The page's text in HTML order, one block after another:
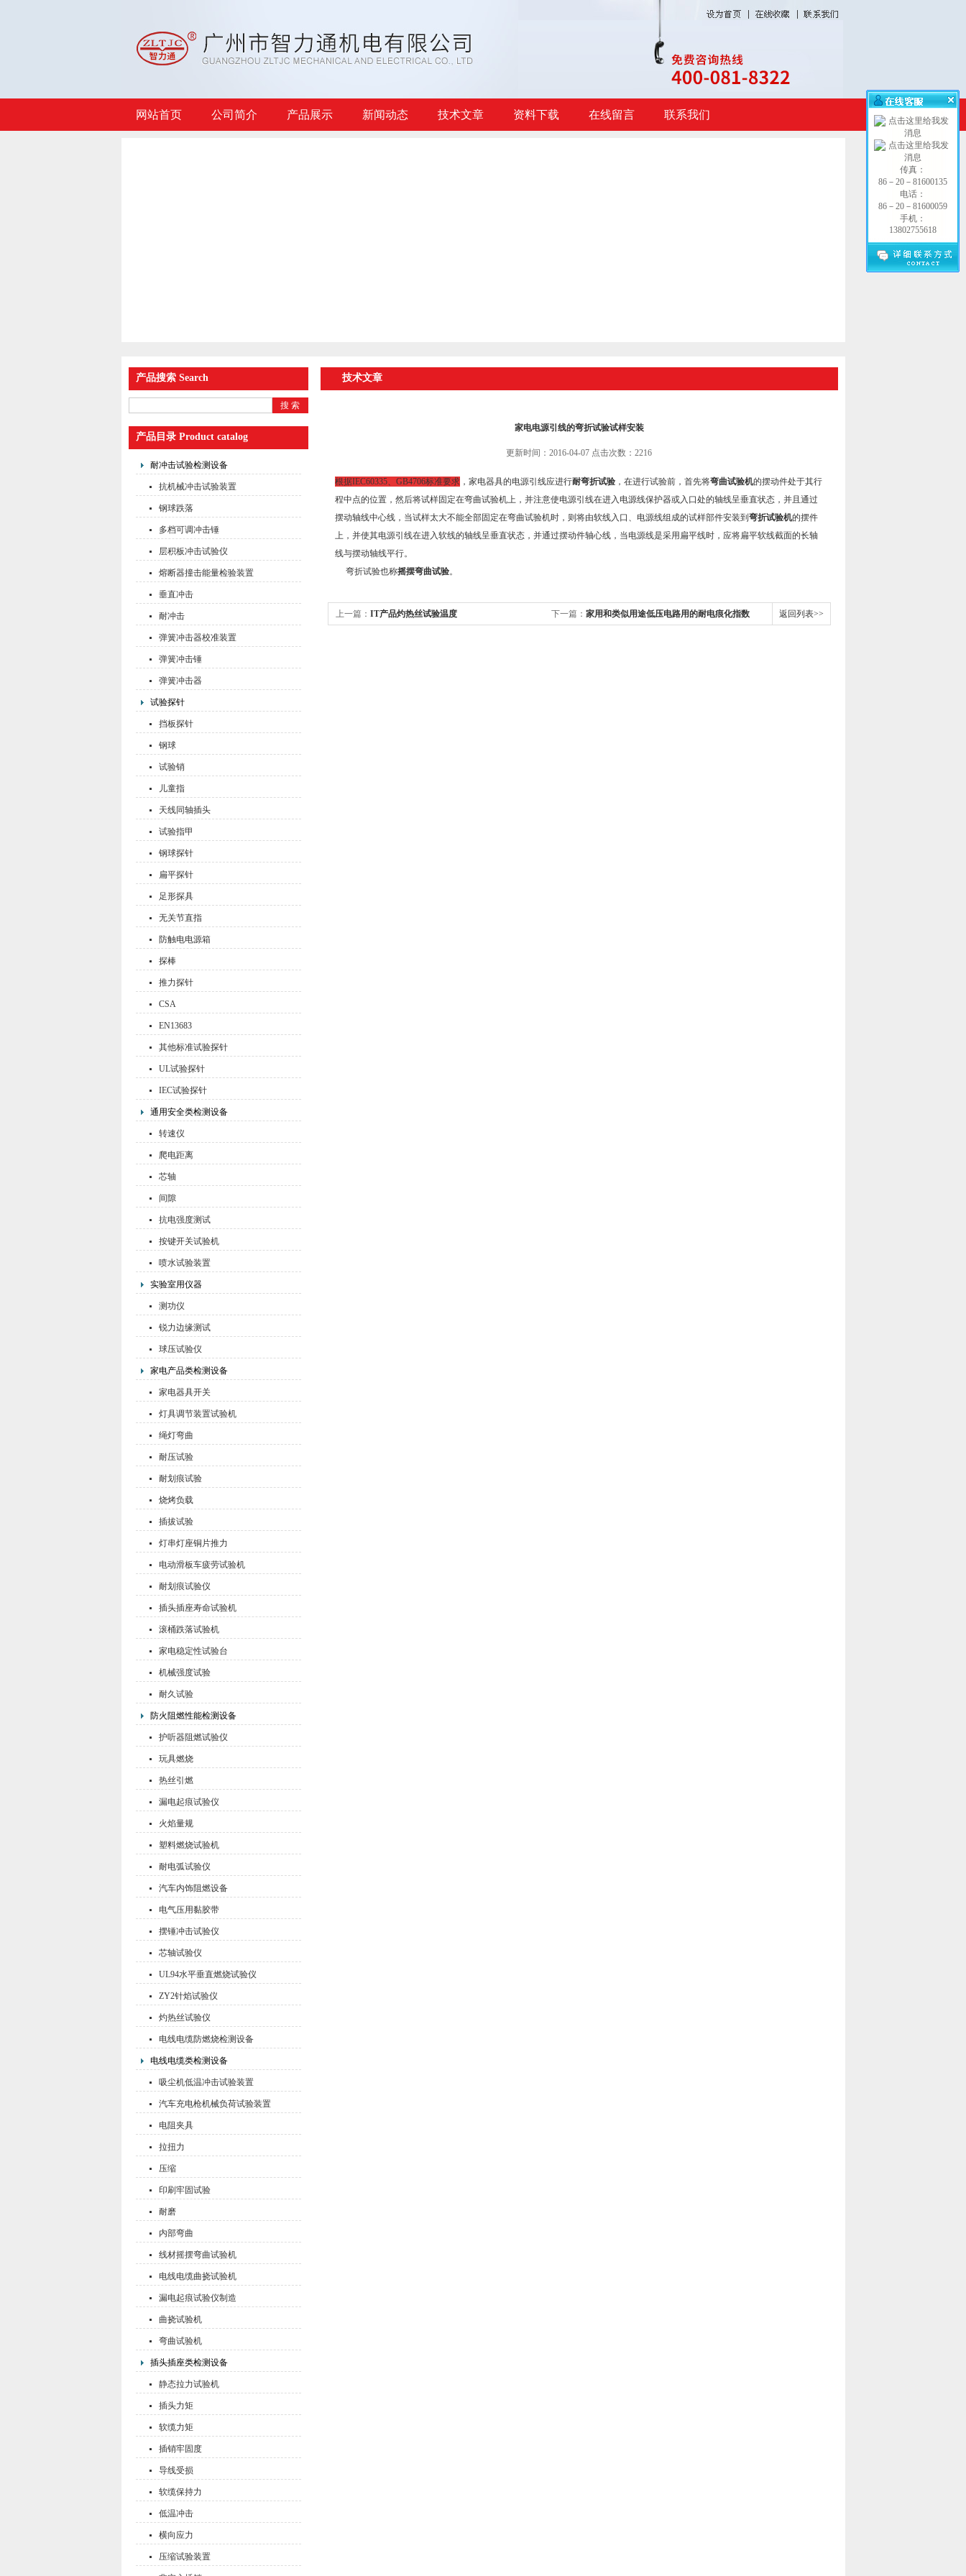
网站首页 公司简介 产品展示 新闻动态 技术文章 资料下载 在线留言 联系我们
产品搜索 Search
产品目录 Product catalog
耐冲击试验检测设备
抗机械冲击试验装置
钢球跌落
多档可调冲击锤
层积板冲击试验仪
熔断器撞击能量检验装置
垂直冲击
耐冲击
弹簧冲击器校准装置
弹簧冲击锤
弹簧冲击器
试验探针
挡板探针
钢球
试验销
儿童指
天线同轴插头
试验指甲
钢球探针
扁平探针
足形探具
无关节直指
防触电电源箱
探棒
推力探针
CSA
EN13683
其他标准试验探针
UL试验探针
IEC试验探针
通用安全类检测设备
转速仪
爬电距离
芯轴
间隙
抗电强度测试
按键开关试验机
喷水试验装置
实验室用仪器
测功仪
锐力边缘测试
球压试验仪
家电产品类检测设备
家电器具开关
灯具调节装置试验机
绳灯弯曲
耐压试验
耐划痕试验
烧烤负载
插拔试验
灯串灯座铜片推力
电动滑板车疲劳试验机
耐划痕试验仪
插头插座寿命试验机
滚桶跌落试验机
家电稳定性试验台
机械强度试验
耐久试验
防火阻燃性能检测设备
护听器阻燃试验仪
玩具燃烧
热丝引燃
漏电起痕试验仪
火焰量规
塑料燃烧试验机
耐电弧试验仪
汽车内饰阻燃设备
电气压用黏胶带
摆锤冲击试验仪
芯轴试验仪
UL94水平垂直燃烧试验仪
ZY2针焰试验仪
灼热丝试验仪
电线电缆防燃烧检测设备
电线电缆类检测设备
吸尘机低温冲击试验装置
汽车充电枪机械负荷试验装置
电阻夹具
拉扭力
压缩
印刷牢固试验
耐磨
内部弯曲
线材摇摆弯曲试验机
电线电缆曲挠试验机
漏电起痕试验仪制造
曲挠试验机
弯曲试验机
插头插座类检测设备
静态拉力试验机
插头力矩
软缆力矩
插销牢固度
导线受损
软缆保持力
低温冲击
横向应力
压缩试验装置
技术文章
家电电源引线的弯折试验试样安装
更新时间：2016-04-07 点击次数：2216
根据IEC60335、GB4706标准要求，家电器具的电源引线应进行耐弯折试验，在进行试验前，首先将弯曲试验机的摆动件处于其行
程中点的位置，然后将试样固定在弯曲试验机上，并注意使电源引线在进入电源线保护器或入口处的轴线呈垂直状态，并且通过
摆动轴线中心线，当试样太大不能全部固定在弯曲试验机时，则将由软线入口、电源线组成的试样部件安装到 弯折试验机的摆件
上，并使其电源引线在进入软线的轴线呈垂直状态，并通过摆动件轴心线，当电源线是采用扁平线时，应将扁平软线截面的长轴
线与摆动轴线平行。
弯折试验也称摇摆弯曲试验。
上一篇： IT产品灼热丝试验温度 下一篇： 家用和类似用途低压电路用的耐电痕化指数 返回列表>>
传真：
86－20－81600135
电话：
86－20－81600059
手机：
13802755618